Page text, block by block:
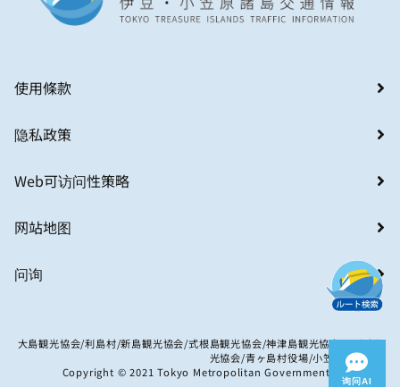
使用條款
隐私政策
Web可访问性策略
网站地图
问询
大島観光協会/利島村/新島観光協会/式根島観光協会/神津島観光協会/八丈島観
光協会/青ヶ島村役場/小笠原村観光局
Copyright © 2021 Tokyo Metropolitan Government. All Rights
询问AI